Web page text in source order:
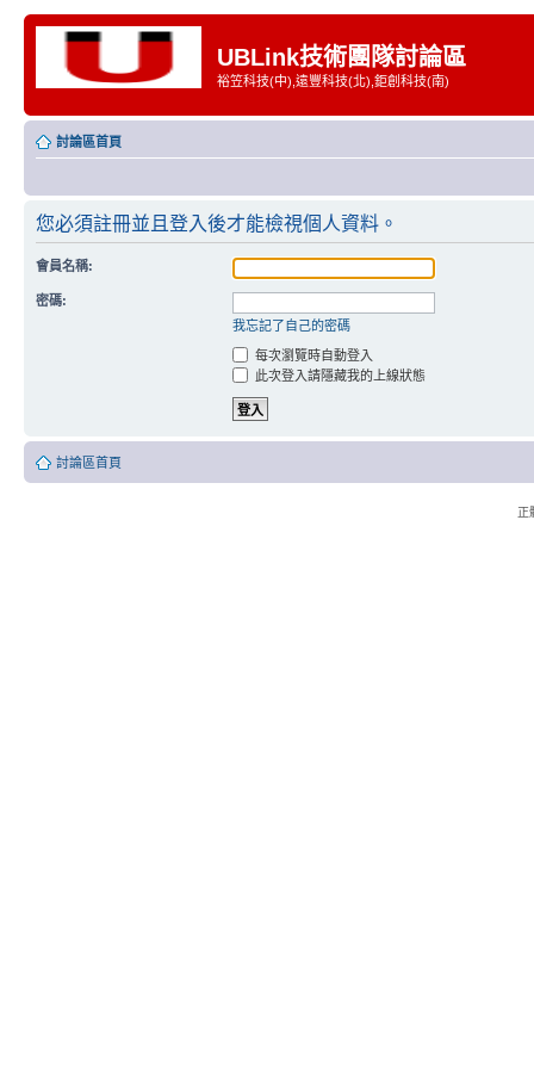
UBLink技術團隊討論區
裕笠科技(中),遠豐科技(北),鉅創科技(南)
討論區首頁
您必須註冊並且登入後才能檢視個人資料。
會員名稱:
密碼:
我忘記了自己的密碼
每次瀏覽時自動登入
此次登入請隱藏我的上線狀態
討論區首頁
正